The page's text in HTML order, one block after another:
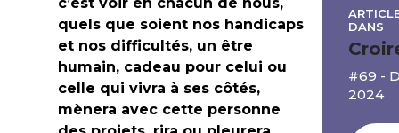
quels que soient nos handicaps
et nos difficultés, un être
humain, cadeau pour celui ou
celle qui vivra à ses côtés,
mènera avec cette personne
DANS
#69 -
2024